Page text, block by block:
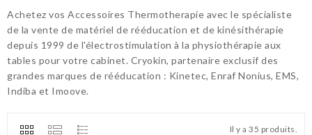
Achetez vos Accessoires Thermotherapie avec le spécialiste
de la vente de matériel de rééducation et de kinésithérapie
depuis 1999 de l'électrostimulation à la physiothérapie aux
tables pour votre cabinet. Cryokin, partenaire exclusif des
grandes marques de rééducation : Kinetec, Enraf Nonius, EMS,
Indiba et Imoove.
Il y a 35 produits.